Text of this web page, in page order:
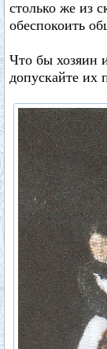
столько же из
обеспокоить
Что бы хозяин
допускайте их